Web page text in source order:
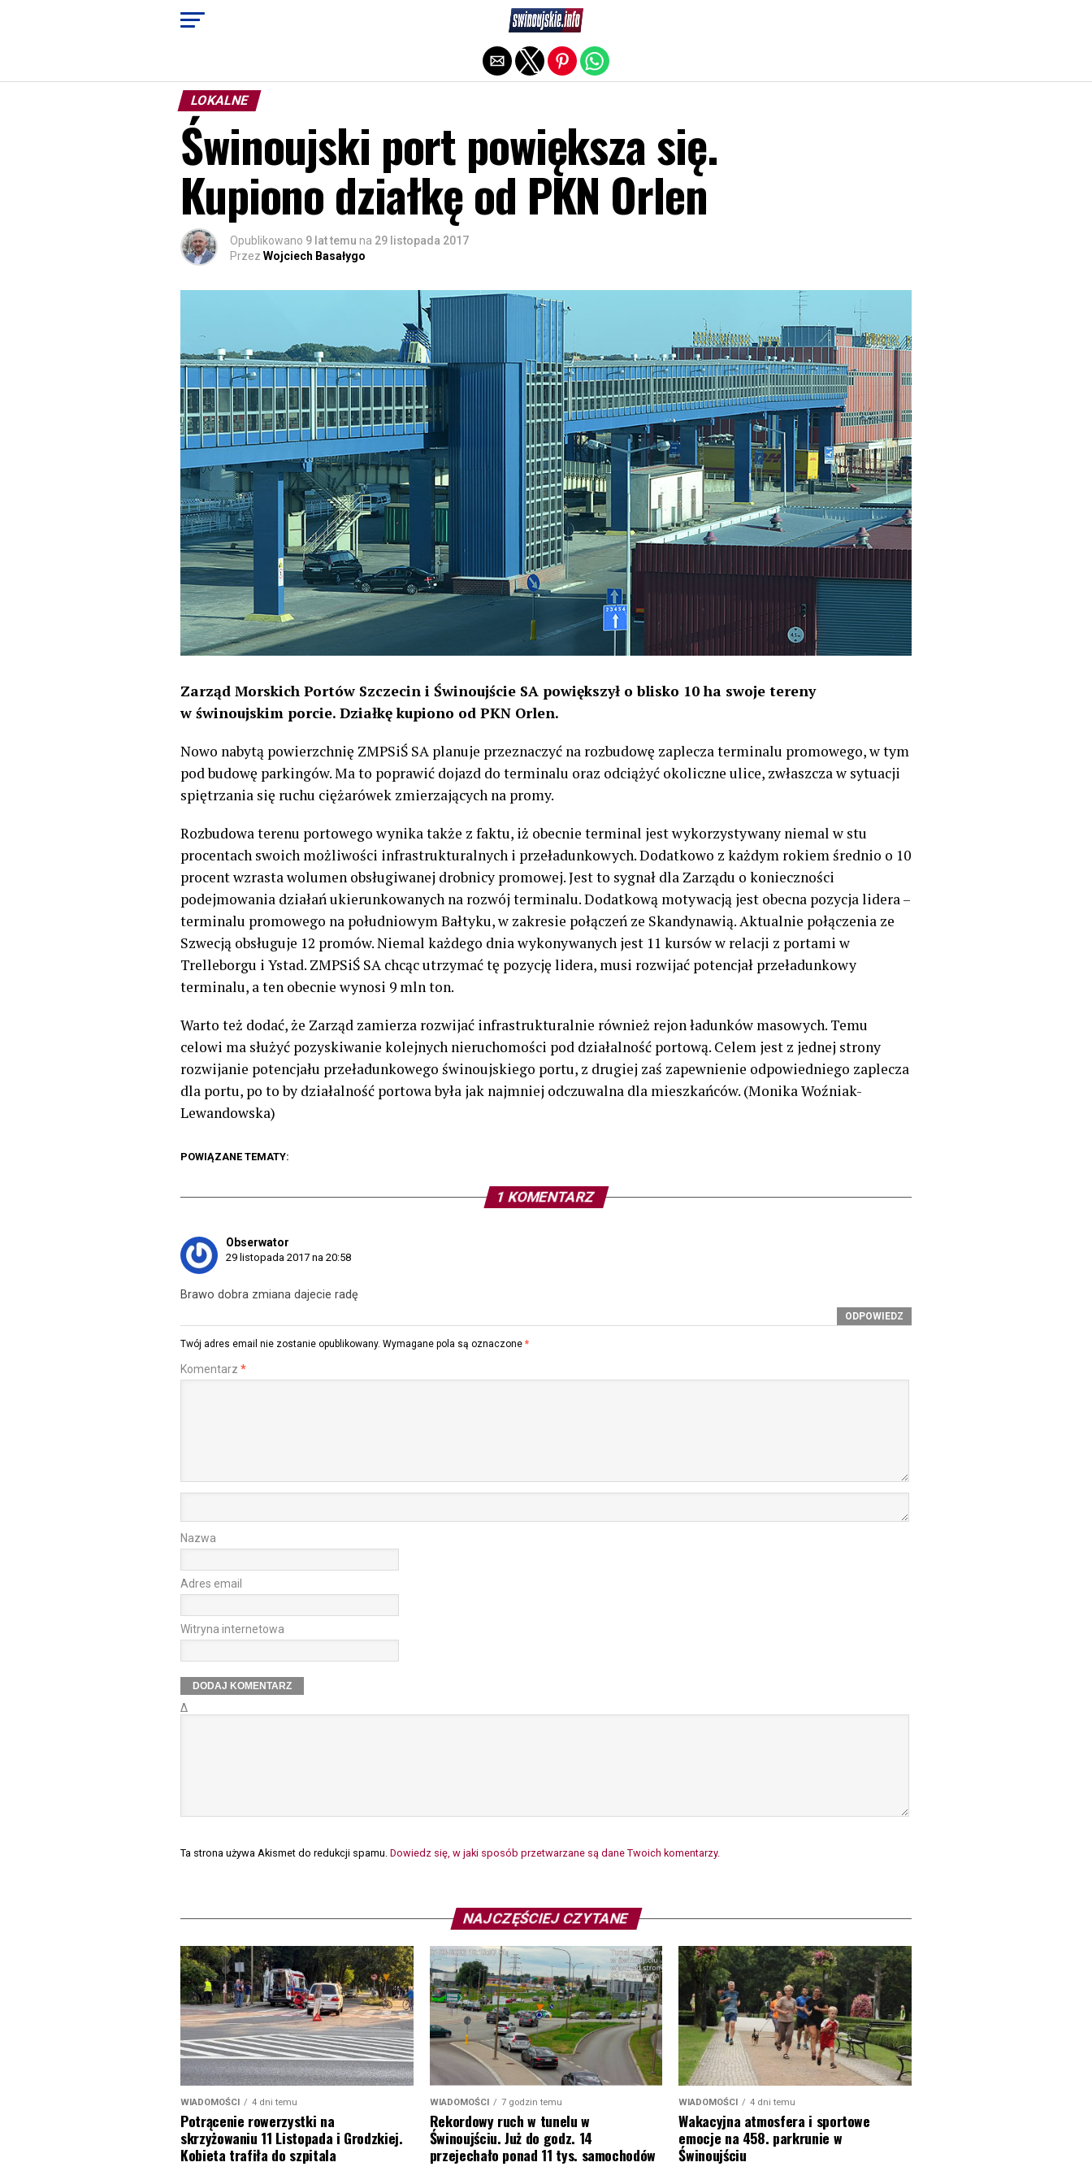
LOKALNE
Świnoujski port powiększa się.
Kupiono działkę od PKN Orlen
Opublikowano 9 lat temu na 29 listopada 2017
Przez Wojciech Basałygo
Zarząd Morskich Portów Szczecin i Świnoujście SA powiększył o blisko 10 ha swoje tereny
w świnoujskim porcie. Działkę kupiono od PKN Orlen.
Nowo nabytą powierzchnię ZMPSiŚ SA planuje przeznaczyć na rozbudowę zaplecza terminalu promowego, w tym
pod budowę parkingów. Ma to poprawić dojazd do terminalu oraz odciążyć okoliczne ulice, zwłaszcza w sytuacji
spiętrzania się ruchu ciężarówek zmierzających na promy.
Rozbudowa terenu portowego wynika także z faktu, iż obecnie terminal jest wykorzystywany niemal w stu
procentach swoich możliwości infrastrukturalnych i przeładunkowych. Dodatkowo z każdym rokiem średnio o 10
procent wzrasta wolumen obsługiwanej drobnicy promowej. Jest to sygnał dla Zarządu o konieczności
podejmowania działań ukierunkowanych na rozwój terminalu. Dodatkową motywacją jest obecna pozycja lidera –
terminalu promowego na południowym Bałtyku, w zakresie połączeń ze Skandynawią. Aktualnie połączenia ze
Szwecją obsługuje 12 promów. Niemal każdego dnia wykonywanych jest 11 kursów w relacji z portami w
Trelleborgu i Ystad. ZMPSiŚ SA chcąc utrzymać tę pozycję lidera, musi rozwijać potencjał przeładunkowy
terminalu, a ten obecnie wynosi 9 mln ton.
Warto też dodać, że Zarząd zamierza rozwijać infrastrukturalnie również rejon ładunków masowych. Temu
celowi ma służyć pozyskiwanie kolejnych nieruchomości pod działalność portową. Celem jest z jednej strony
rozwijanie potencjału przeładunkowego świnoujskiego portu, z drugiej zaś zapewnienie odpowiedniego zaplecza
dla portu, po to by działalność portowa była jak najmniej odczuwalna dla mieszkańców. (Monika Woźniak-
Lewandowska)
POWIĄZANE TEMATY:
1 KOMENTARZ
Obserwator
29 listopada 2017 na 20:58
Brawo dobra zmiana dajecie radę
ODPOWIEDZ
Twój adres email nie zostanie opublikowany. Wymagane pola są oznaczone *
Komentarz *
Nazwa
Adres email
Witryna internetowa
Δ
Ta strona używa Akismet do redukcji spamu. Dowiedz się, w jaki sposób przetwarzane są dane Twoich komentarzy.
NAJCZĘŚCIEJ CZYTANE
WIADOMOŚCI 4 dni temu
Potrącenie rowerzystki na
skrzyżowaniu 11 Listopada i Grodzkiej.
Kobieta trafiła do szpitala
WIADOMOŚCI 7 godzin temu
Rekordowy ruch w tunelu w
Świnoujściu. Już do godz. 14
przejechało ponad 11 tys. samochodów
WIADOMOŚCI 4 dni temu
Wakacyjna atmosfera i sportowe
emocje na 458. parkrunie w
Świnoujściu
Exit mobile version